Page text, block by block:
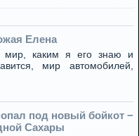
Елена
мир, каким я его знаю и
мир автомобилей,
под новый бойкот −
Сахары